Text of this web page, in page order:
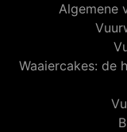
Algemene
Waaiercakes: de